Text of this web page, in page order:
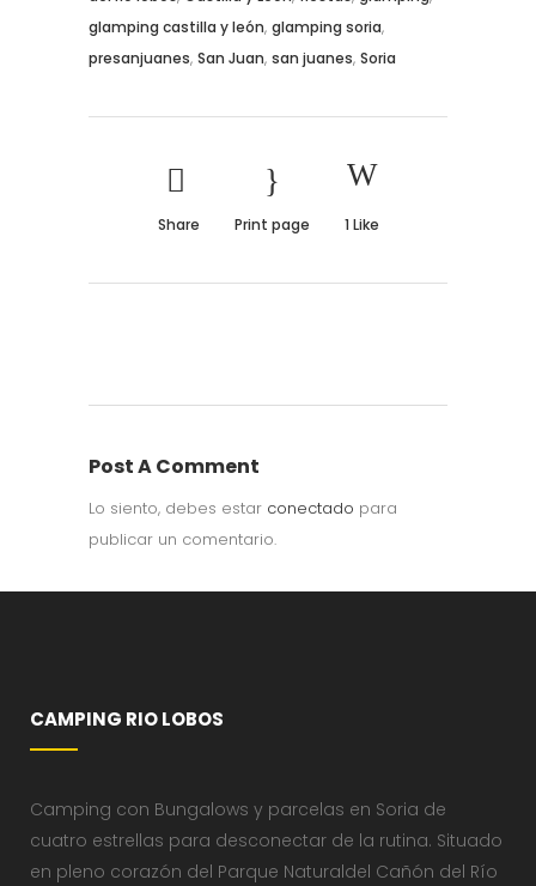
glamping castilla y león, glamping soria,
presanjuanes, San Juan, san juanes, Soria
Share Print page 1 Like
Post A Comment
Lo siento, debes estar conectado para
publicar un comentario.
CAMPING RIO LOBOS
Camping con Bungalows y parcelas en Soria de
cuatro estrellas para desconectar de la rutina. Situado
en pleno corazón del Parque Naturaldel Cañón del Río